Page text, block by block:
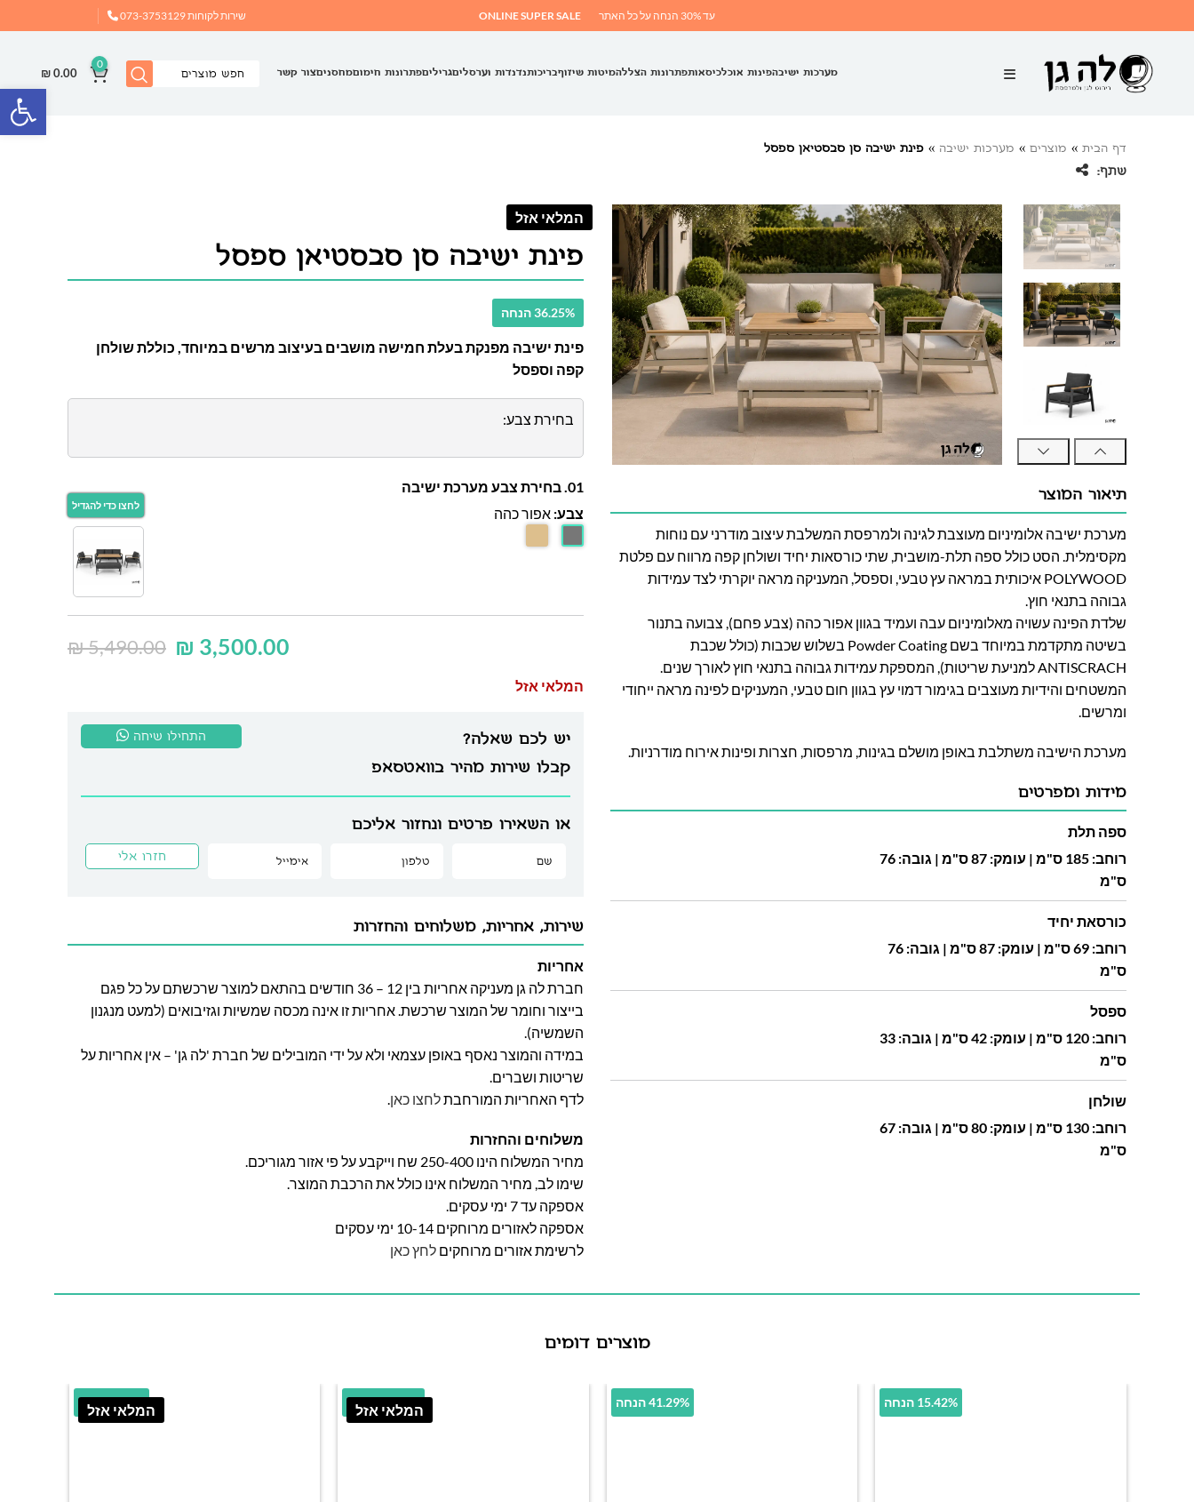
עד 30% הנחה על כל האתר ONLINE SUPER SALE שירות לקוחות073-3753129
מערכות ישיבהפינות אוכלכיסאותפתרונות הצללהמיטות שיזוףבריכותנדנדות וערסליםגריליםפתרונות חימוםמחסניםצור קשר
0
₪0.00
דף הבית » מוצרים » מערכות ישיבה » פינת ישיבה סן סבסטיאן ספסל
שתף:
תיאור המוצר
מערכת ישיבה אלומיניום מעוצבת לגינה ולמרפסת המשלבת עיצוב מודרני עם נוחות
מקסימלית. הסט כולל ספה תלת-מושבית, שתי כורסאות יחיד ושולחן קפה מרווח עם פלטת
POLYWOOD איכותית במראה עץ טבעי, וספסל, המעניקה מראה יוקרתי לצד עמידות
גבוהה בתנאי חוץ.
שלדת הפינה עשויה מאלומיניום עבה ועמיד בגוון אפור כהה (צבע פחם), צבועה בתנור
בשיטה מתקדמת במיוחד בשם Powder Coating בשלוש שכבות (כולל שכבת
ANTISCRACH למניעת שריטות), המספקת עמידות גבוהה בתנאי חוץ לאורך שנים.
המשטחים והידיות מעוצבים בגימור דמוי עץ בגוון חום טבעי, המעניקים לפינה מראה ייחודי
ומרשים.
מערכת הישיבה משתלבת באופן מושלם בגינות, מרפסות, חצרות ופינות אירוח מודרניות.
מידות ומפרטים
ספה תלת
רוחב: 185 ס"מ | עומק: 87 ס"מ | גובה: 76
ס"מ
כורסאת יחיד
רוחב: 69 ס"מ | עומק: 87 ס"מ | גובה: 76
ס"מ
ספסל
רוחב: 120 ס"מ | עומק: 42 ס"מ | גובה: 33
ס"מ
שולחן
רוחב: 130 ס"מ | עומק: 80 ס"מ | גובה: 67
ס"מ
המלאי אזל
פינת ישיבה סן סבסטיאן ספסל
36.25% הנחה
פינת ישיבה מפנקת בעלת חמישה מושבים בעיצוב מרשים במיוחד, כוללת שולחן
קפה וספסל
בחירת צבע:
01. בחירת צבע מערכת ישיבה
צבע: אפור כהה
₪5,490.00 ₪ 3,500.00
המלאי אזל
יש לכם שאלה?
קבלו שירות מהיר בוואטסאפ
התחילו שיחה
או השאירו פרטים ונחזור אליכם
שירות, אחריות, משלוחים והחזרות
אחריות
חברת לה גן מעניקה אחריות בין 12 – 36 חודשים בהתאם למוצר שרכשתם על כל פגם
בייצור וחומר של המוצר שרכשת. אחריות זו אינה מכסה שמשיות וגזיבואים (למעט מנגנון
השמשיה).
במידה והמוצר נאסף באופן עצמאי ולא על ידי המובילים של חברת 'לה גן' – אין אחריות על
שריטות ושברים.
לדף האחריות המורחבתלחצו כאן.
משלוחים והחזרות
מחיר המשלוח הינו 250-400 שח וייקבע על פי אזור מגוריכם.
שימו לב, מחיר המשלוח אינו כולל את הרכבת המוצר.
אספקה עד 7 ימי עסקים.
אספקה לאזורים מרוחקים 10-14 ימי עסקים
לרשימת אזורים מרוחקים לחץ כאן
מוצרים דומים
15.42% הנחה 41.29% הנחה המלאי אזל
14.33% הנחה המלאי אזל
25.9% הנחה